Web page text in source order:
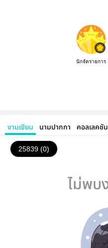
นักจัดรายการ
งานเขียน นามปากกา คอลเลคชัน
25839 (0)
ไม่พบ